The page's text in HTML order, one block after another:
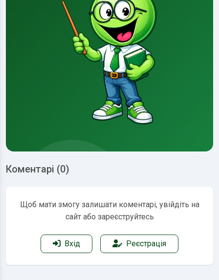
Коментарі (0)
Щоб мати змогу залишати коментарі, увійдіть на
сайт або зареєструйтесь
Вхід Реєстрація